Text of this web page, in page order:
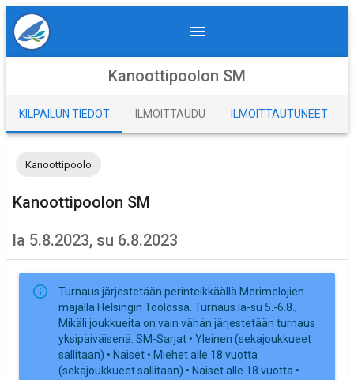
Kanoottipoolon SM
KILPAILUN TIEDOT ILMOITTAUDU ILMOITTAUTUNEET
Kanoottipoolo
Kanoottipoolon SM
la 5.8.2023, su 6.8.2023
Turnaus järjestetään perinteikkäällä Merimelojien
majalla Helsingin Töölössä. Turnaus la-su 5.-6.8.;
Mikäli joukkueita on vain vähän järjestetään turnaus
yksipäiväisenä. SM-Sarjat • Yleinen (sekajoukkueet
sallitaan) • Naiset • Miehet alle 18 vuotta
(sekajoukkueet sallitaan) • Naiset alle 18 vuotta •